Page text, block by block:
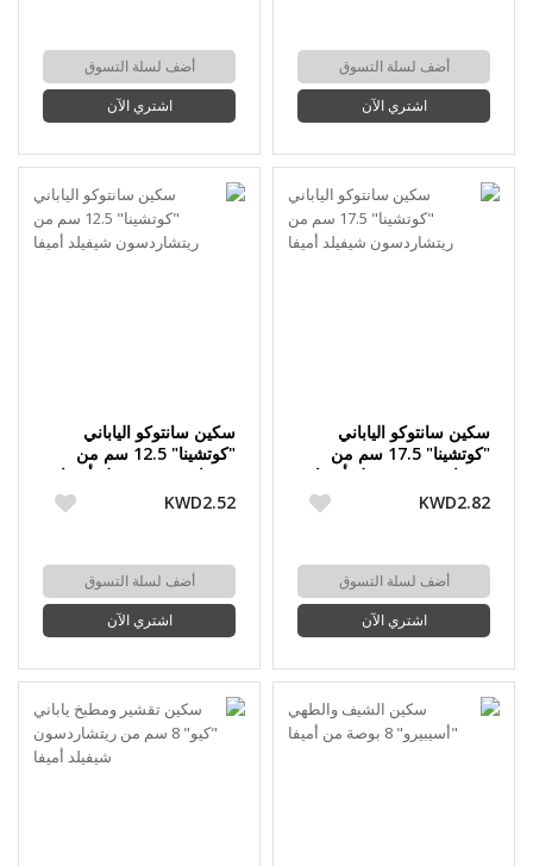
أضف لسلة التسوق
اشتري الآن
أضف لسلة التسوق
اشتري الآن
سكين سانتوكو الياباني
"كوتشينا" 17.5 سم من
ريتشاردسون شيفيلد أميفا
KWD2.82
أضف لسلة التسوق
اشتري الآن
سكين سانتوكو الياباني
"كوتشينا" 12.5 سم من
ريتشاردسون شيفيلد أميفا
KWD2.52
أضف لسلة التسوق
اشتري الآن